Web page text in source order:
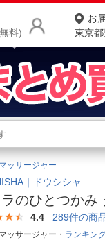
料)
お
東京
商品をさ
ランキング
カテゴリ一
ッサージャー
｜ドウシシャ
ラのひとつかみ
4.4 289件の商
ッサージャー・ ランキン